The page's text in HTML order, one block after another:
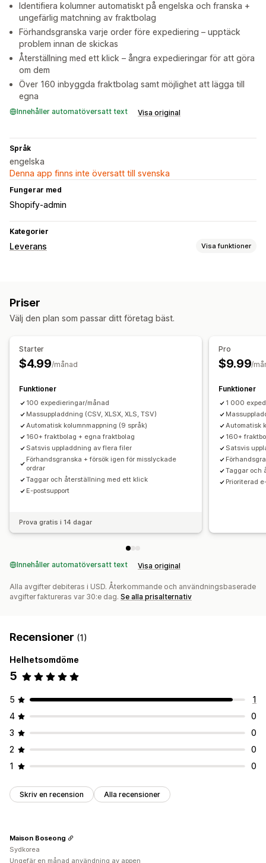
Identifiera kolumner automatiskt på engelska och franska +
ungefärlig matchning av fraktbolag
Förhandsgranska varje order före expediering – upptäck
problem innan de skickas
Återställning med ett klick – ångra expedieringar för att göra
om dem
Över 160 inbyggda fraktbolag samt möjlighet att lägga till
egna
Innehåller automatöversatt text Visa original
Språk
engelska
Denna app finns inte översatt till svenska
Fungerar med
Shopify-admin
Kategorier
Leverans Visa funktioner
Priser
Välj den plan som passar ditt företag bäst.
Starter
$4.99/månad
Funktioner
100 expedieringar/månad
Massuppladdning (CSV, XLSX, XLS, TSV)
Automatisk kolumnmappning (9 språk)
160+ fraktbolag + egna fraktbolag
Satsvis uppladdning av flera filer
Förhandsgranska + försök igen för misslyckade
ordrar
Taggar och återställning med ett klick
E-postsupport
Prova gratis i 14 dagar
Pro
$9.99/
Funktioner
1 000
Automatisk
160+
Satsvis
Taggar och
Prioriterad
Innehåller automatöversatt text Visa original
Alla avgifter debiteras i USD. Återkommande och användningsbaserade
avgifter faktureras var 30:e dag. Se alla prisalternativ
Recensioner (1)
Helhetsomdöme
5
5
1
4
0
3
0
2
0
1
0
Skriv en recension Alla recensioner
Maison Boseong
Sydkorea
Ungefär en månad användning av appen